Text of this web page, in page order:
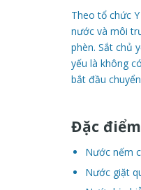
Theo tổ chức
nước và môi
phèn. Sắt chủ
yếu là không
bắt đầu
Đặc
Nước nếm
Nước giặt